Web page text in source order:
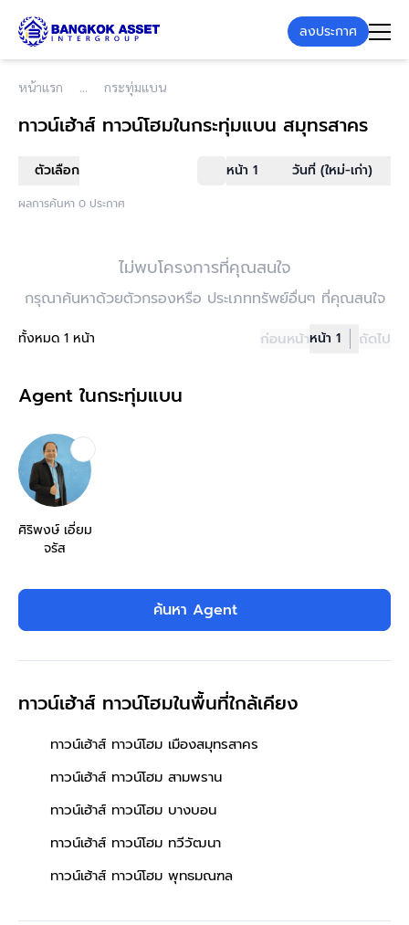
ลงประกาศ
หน้าแรก กระทุ่มแบน
ทาวน์เฮ้าส์ ทาวน์โฮมในกระทุ่มแบน สมุทรสาคร
ตัวเลือก หน้า 1 วันที่ (ใหม่-เก่า)
ผลการค้นหา 0 ประกาศ
ไม่พบโครงการที่คุณสนใจ
กรุณาค้นหาด้วยตัวกรองหรือ ประเภททรัพย์อื่นๆ ที่คุณสนใจ
ทั้งหมด 1 หน้า ก่อนหน้าหน้า 1 ถัดไป
Agent ในกระทุ่มแบน
ศิริพงษ์ เอี่ยม
จรัส
ค้นหา Agent
ทาวน์เฮ้าส์ ทาวน์โฮมในพื้นที่ใกล้เคียง
ทาวน์เฮ้าส์ ทาวน์โฮม เมืองสมุทรสาคร
ทาวน์เฮ้าส์ ทาวน์โฮม สามพราน
ทาวน์เฮ้าส์ ทาวน์โฮม บางบอน
ทาวน์เฮ้าส์ ทาวน์โฮม ทวีวัฒนา
ทาวน์เฮ้าส์ ทาวน์โฮม พุทธมณฑล